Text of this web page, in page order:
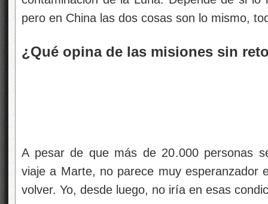
pero en China las dos cosas son lo mismo,
¿Qué opina de las misiones sin
A pesar de que más de 20.000 personas
viaje a Marte, no parece muy esperanzador
volver. Yo, desde luego, no iría en esas